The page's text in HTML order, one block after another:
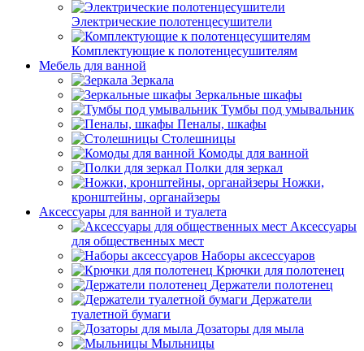
Электрические полотенцесушители
Комплектующие к полотенцесушителям
Мебель для ванной
Зеркала
Зеркальные шкафы
Тумбы под умывальник
Пеналы, шкафы
Столешницы
Комоды для ванной
Полки для зеркал
Ножки,
кронштейны, органайзеры
Аксессуары для ванной и туалета
Аксессуары
для общественных мест
Наборы аксессуаров
Крючки для полотенец
Держатели полотенец
Держатели
туалетной бумаги
Дозаторы для мыла
Мыльницы